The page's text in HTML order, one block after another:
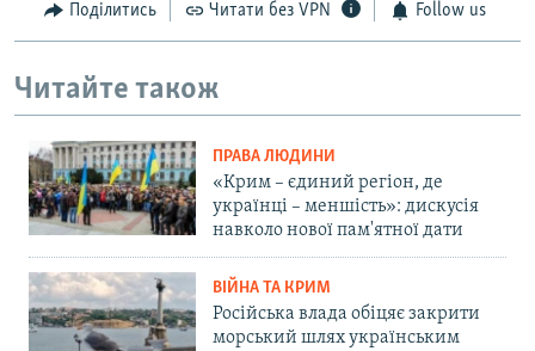
Поділитись Читати без VPN Follow us
Читайте також
ПРАВА ЛЮДИНИ
«Крим – єдиний регіон, де
українці – меншість»: дискусія
навколо нової пам'ятної дати
ВІЙНА ТА КРИМ
Російська влада обіцяє закрити
морський шлях українським